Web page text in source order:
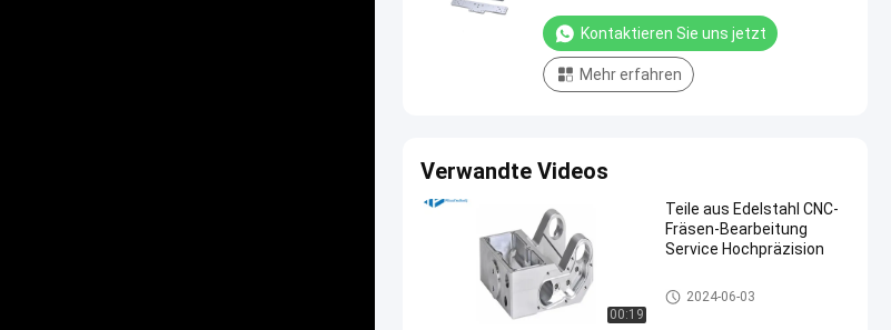
Kontaktieren Sie uns jetzt
Mehr erfahren
Verwandte Videos
00:19
Teile aus Edelstahl CNC-
Fräsen-Bearbeitung
Service Hochpräzision
Cnc-Prägeservice
2024-06-03